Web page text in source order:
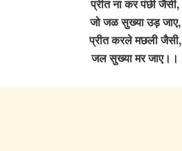
प्रीत ना कर पंछी जैसी,
जो जळ सुख्या उड़ जाए,
प्रीत करले मछली जैसी,
जल सुख्या मर जाए।।